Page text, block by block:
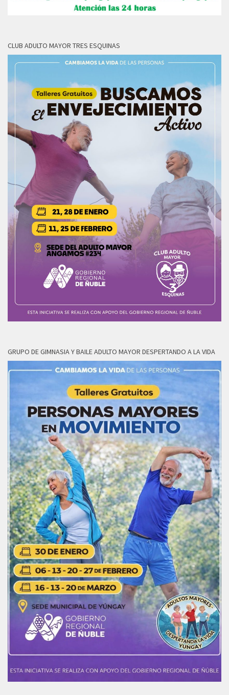
CLUB ADULTO MAYOR TRES ESQUINAS
GRUPO DE GIMNASIA Y BAILE ADULTO MAYOR DESPERTANDO A LA VIDA